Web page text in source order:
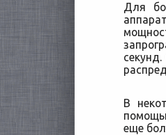
Для
В
еще